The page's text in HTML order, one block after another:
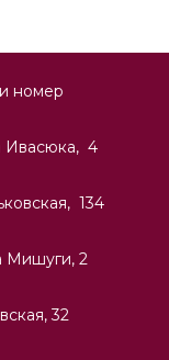
номер
Ивасюка, 4
134
Мишуги, 2
32